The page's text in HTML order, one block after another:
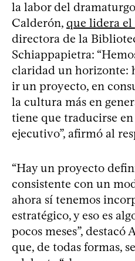
la labor del
Calderón, que lidera
directora de la
Schiappapietra:
claridad un horizonte:
ir un proyecto, en
la cultura más en
tiene que traducirse
ejecutivo”, afirmó al
“Hay un proyecto
consistente con un
ahora sí tenemos
estratégico, y eso es
pocos meses”,
que, de todas formas,